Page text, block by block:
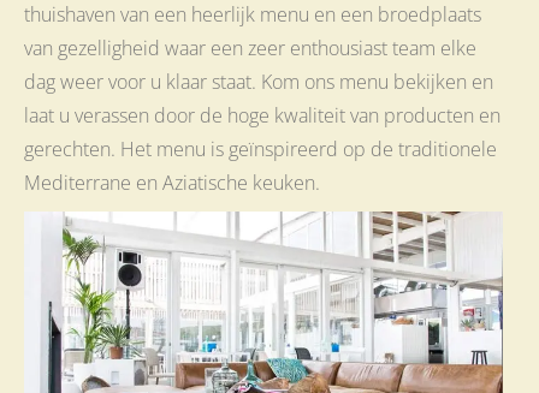
thuishaven van een heerlijk menu en een broedplaats
van gezelligheid waar een zeer enthousiast team elke
dag weer voor u klaar staat. Kom ons menu bekijken en
laat u verassen door de hoge kwaliteit van producten en
gerechten. Het menu is geïnspireerd op de traditionele
Mediterrane en Aziatische keuken.